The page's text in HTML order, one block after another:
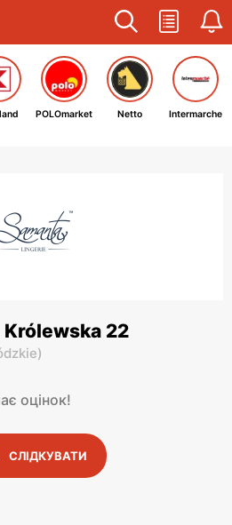
POLOmarket Netto Intermarche
Królewska 22
)
оцінок!
СЛІДКУВАТИ